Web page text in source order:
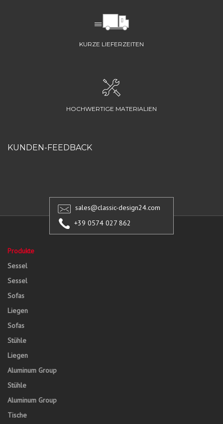
KURZE LIEFERZEITEN
HOCHWERTIGE MATERIALIEN
KUNDEN-FEEDBACK
sales@classic-design24.com
+39 0574 027 862
Produkte
Sessel
Sessel
Sofas
Liegen
Sofas
Stühle
Liegen
Aluminum Group
Stühle
Aluminum Group
Tische